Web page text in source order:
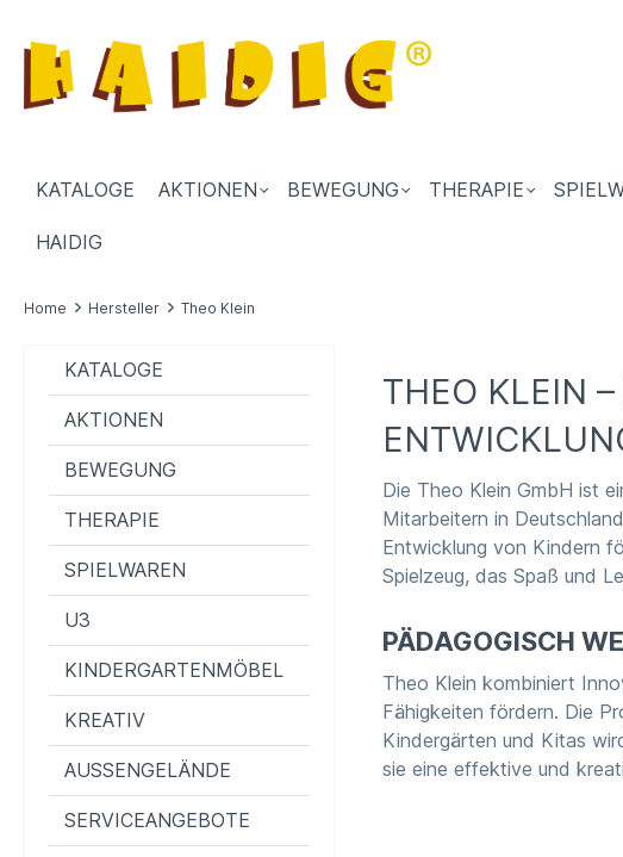
KATALOGE AKTIONEN BEWEGUNG THERAPIE
HAIDIG
Home Hersteller Theo Klein
KATALOGE
AKTIONEN
BEWEGUNG
THERAPIE
SPIELWAREN
U3
KINDERGARTENMÖBEL
KREATIV
AUSSENGELÄNDE
SERVICEANGEBOTE
THEO KLEIN
Die Theo Klein GmbH ist
Mitarbeitern in
Entwicklung von Kindern
Spielzeug, das Spaß und
PÄDAGOGISCH
Theo Klein kombiniert
Fähigkeiten fördern. Die
Kindergärten und Kitas
sie eine effektive und